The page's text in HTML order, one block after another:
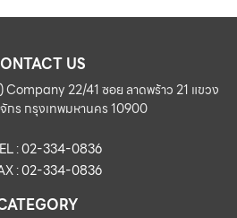
US
22/41 ซอย ลาดพร้าว 21 แขวง
กร กรุงเทพมหานคร 10900
: 02-334-0836
: 02-334-0836